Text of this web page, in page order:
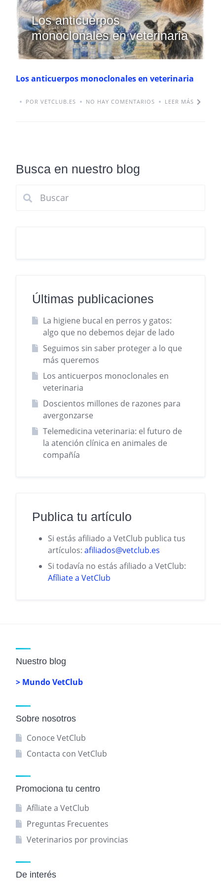
Los anticuerpos
monoclonales en veterinaria
Los anticuerpos monoclonales en veterinaria
POR VETCLUB.ES NO HAY COMENTARIOS LEER MÁS
Busca en nuestro blog
Últimas publicaciones
La higiene bucal en perros y gatos:
algo que no debemos dejar de lado
Seguimos sin saber proteger a lo que
más queremos
Los anticuerpos monoclonales en
veterinaria
Doscientos millones de razones para
avergonzarse
Telemedicina veterinaria: el futuro de
la atención clínica en animales de
compañía
Publica tu artículo
Si estás afiliado a VetClub publica tus
artículos: afiliados@vetclub.es
Si todavía no estás afiliado a VetClub:
Afíliate a VetClub
Nuestro blog
> Mundo VetClub
Sobre nosotros
Conoce VetClub
Contacta con VetClub
Promociona tu centro
Afíliate a VetClub
Preguntas Frecuentes
Veterinarios por provincias
De interés